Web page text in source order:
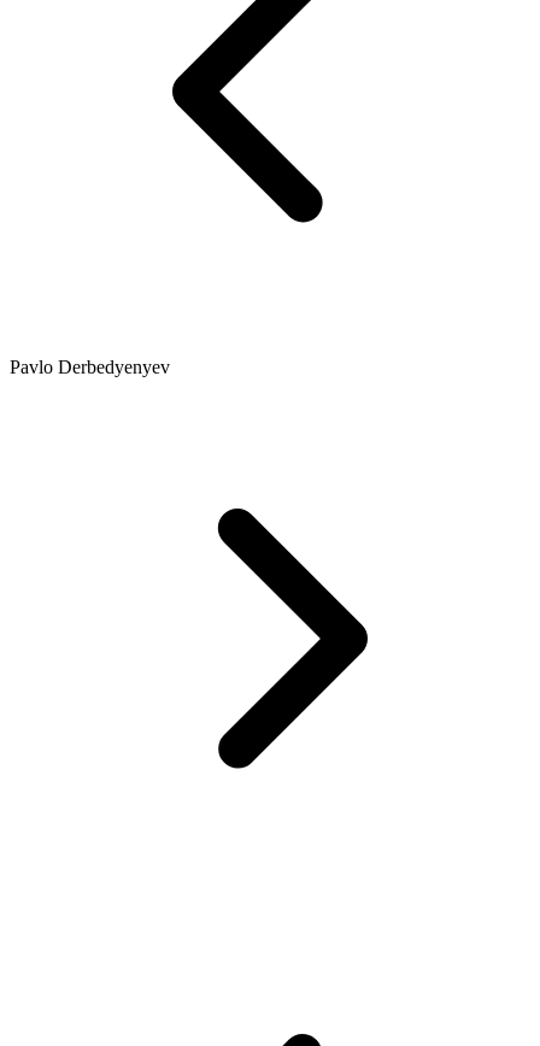
Pavlo Derbedyenyev